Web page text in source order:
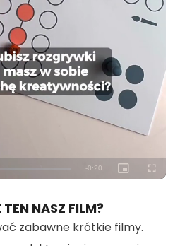
100.00%
NASZ FILM?
zabawne krótkie filmy.